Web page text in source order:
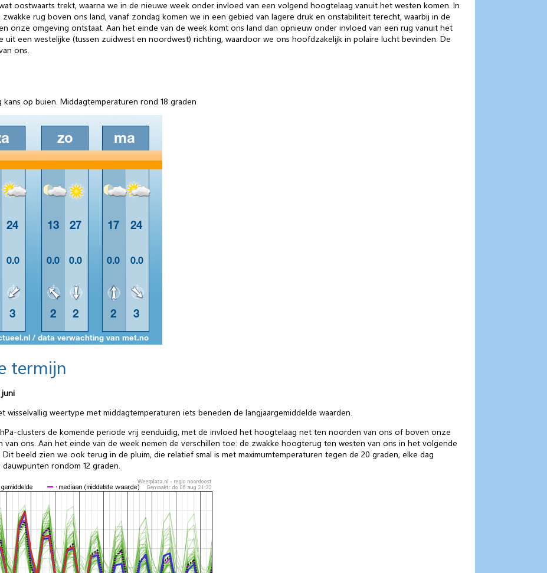
oostwaarts trekt, waarna we in de nieuwe week onder invloed van een volgend hoogtelaag vanuit het westen komen. In
rug boven ons land, vanaf zondag komen we in een gebied van lagere druk en onstabiliteit terecht, waarbij in de
onze omgeving ontstaat. Aan het einde van de week komt ons land dan opnieuw onder invloed van een rug vanuit het
uit een westelijke (tussen zuidwest en noordwest) richting, waardoor we ons hoofdzakelijk in polaire lucht bevinden. De
ons.
op buien. Middagtemperaturen rond 18 graden
termijn
weertype met middagtemperaturen iets beneden de langjaargemiddelde waarden.
clusters de komende periode vrij eenduidig, met de invloed het hoogtelaag net ten noorden van ons of boven onze
ons. Aan het einde van de week nemen de verschillen toe: de zwakke hoogterug ten westen van ons in het volgende
beeld zien we ook terug in de pluim, die relatief smal is met maximumtemperaturen tegen de 20 graden, elke dag
rondom 12 graden.